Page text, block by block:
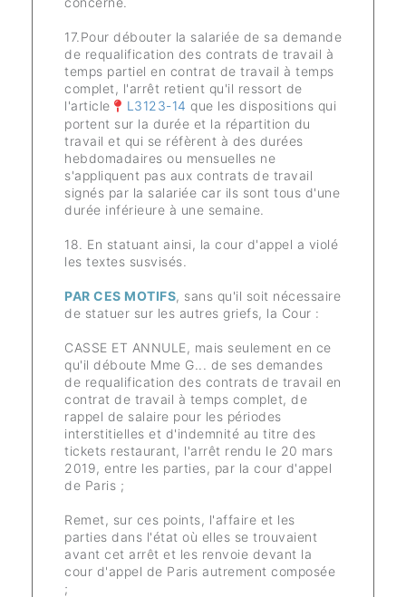
17.Pour débouter la salariée de sa demande
de requalification des contrats de travail à
temps partiel en contrat de travail à temps
complet, l'arrêt retient qu'il ressort de
l'article
L3123-14 que les dispositions qui
portent sur la durée et la répartition du
travail et qui se réfèrent à des durées
hebdomadaires ou mensuelles ne
s'appliquent pas aux contrats de travail
signés par la salariée car ils sont tous d'une
durée inférieure à une semaine.
18. En statuant ainsi, la cour d'appel a violé
les textes susvisés.
PAR CES MOTIFS, sans qu'il soit nécessaire
de statuer sur les autres griefs, la Cour :
CASSE ET ANNULE, mais seulement en ce
qu'il déboute Mme G... de ses demandes
de requalification des contrats de travail en
contrat de travail à temps complet, de
rappel de salaire pour les périodes
interstitielles et d'indemnité au titre des
tickets restaurant, l'arrêt rendu le 20 mars
2019, entre les parties, par la cour d'appel
de Paris ;
Remet, sur ces points, l'affaire et les
parties dans l'état où elles se trouvaient
avant cet arrêt et les renvoie devant la
cour d'appel de Paris autrement composée
;